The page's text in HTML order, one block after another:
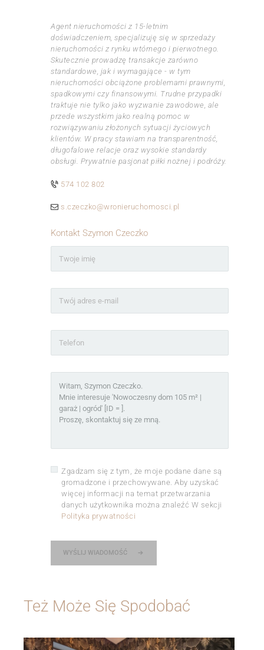
Agent nieruchomości z 15-letnim
doświadczeniem, specjalizuję się w sprzedaży
nieruchomości z rynku wtórnego i pierwotnego.
Skutecznie prowadzę transakcje zarówno
standardowe, jak i wymagające - w tym
nieruchomości obciążone problemami prawnymi,
spadkowymi czy finansowymi. Trudne przypadki
traktuje nie tylko jako wyzwanie zawodowe, ale
przede wszystkim jako realną pomoc w
rozwiązywaniu złożonych sytuacji życiowych
klientów. W pracy stawiam na transparentność,
długofalowe relacje oraz wysokie standardy
obsługi. Prywatnie pasjonat piłki nożnej i podróży.
574 102 802
s.czeczko@wronieruchomosci.pl
Kontakt Szymon Czeczko
Zgadzam się z tym, że moje podane dane są
gromadzone i przechowywane. Aby uzyskać
więcej informacji na temat przetwarzania
danych użytkownika można znaleźć W sekcji
Polityka prywatności
WYŚLIJ WIADOMOŚĆ
Też Może Się Spodobać